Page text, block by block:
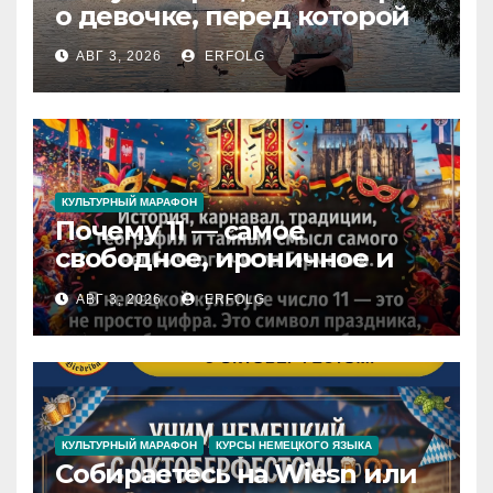
о девочке, перед которой
расступился океан
(И почему это про каждую
из нас)
АВГ 3, 2026 ERFOLG
КУЛЬТУРНЫЙ МАРАФОН
Почему 11 — самое
свободное, ироничное и
любимое число в
немецкой культуре?
АВГ 3, 2026 ERFOLG
КУЛЬТУРНЫЙ МАРАФОН КУРСЫ НЕМЕЦКОГО ЯЗЫКА
Собираетесь на Wiesn или